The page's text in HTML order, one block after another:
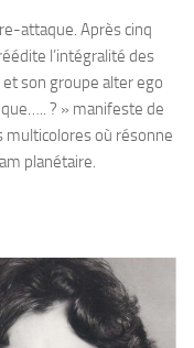
attaque. Après cinq
l’intégralité des
son groupe alter ego
? » manifeste de
multicolores où résonne
planétaire.